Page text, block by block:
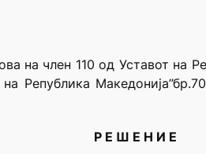
на член 110 од Уставот на
Република
Р Е Ш Е Н И Е